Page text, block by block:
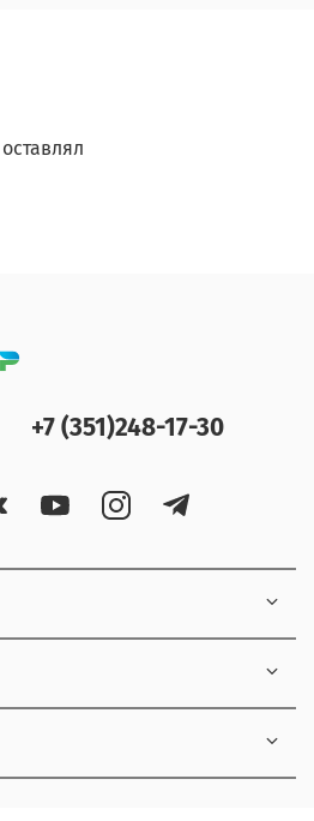
+7 (351)248-17-30